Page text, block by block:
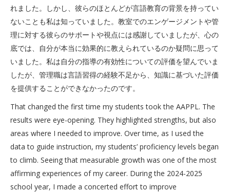
れました。しかし、彼らのほとんどが言語教育の背景を持ってい
ないことも私は知っていました。教室でのエンゲージメントや管
理に対する彼らのサポートや視点には感謝していましたが、心の
底では、自分が本当に効果的に教えられているのか疑問に思って
いました。私は自分の指導の有効性についての評価を望んでいま
したが、管理職は言語習得の経験不足から、知識に基づいた評価
を提供することができなかったのです。
That changed the first time my students took the AAPPL. The
results were eye-opening. They highlighted strengths, but also
areas where I needed to improve. Over time, as I used the
data to guide instruction, my students’ proficiency levels began
to climb. Seeing that measurable growth was one of the most
affirming experiences of my career. During the 2024-2025
school year, I made a concerted effort to improve